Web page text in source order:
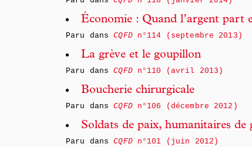
Économie : Quand l’argent part
Paru dansCQFDn°114 (septembre 2013)
La grève et le goupillon
Paru dansCQFDn°110 (avril 2013)
Boucherie chirurgicale
Paru dansCQFDn°106 (décembre 2012)
Soldats de paix, humanitaires de
Paru dansCQFDn°101 (juin 2012)